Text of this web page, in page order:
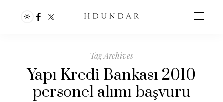
Tag Archives
Yapı Kredi Bankası 2010
personel alımı başvuru